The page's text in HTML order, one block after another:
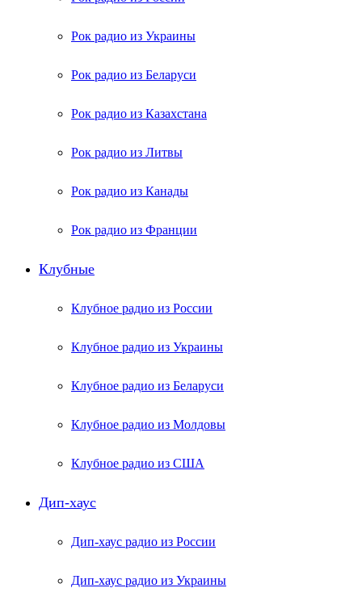
Рок радио из Украины
Рок радио из Беларуси
Рок радио из Казахстана
Рок радио из Литвы
Рок радио из Канады
Рок радио из Франции
Клубные
Клубное радио из России
Клубное радио из Украины
Клубное радио из Беларуси
Клубное радио из Молдовы
Клубное радио из США
Дип-хаус
Дип-хаус радио из России
Дип-хаус радио из Украины